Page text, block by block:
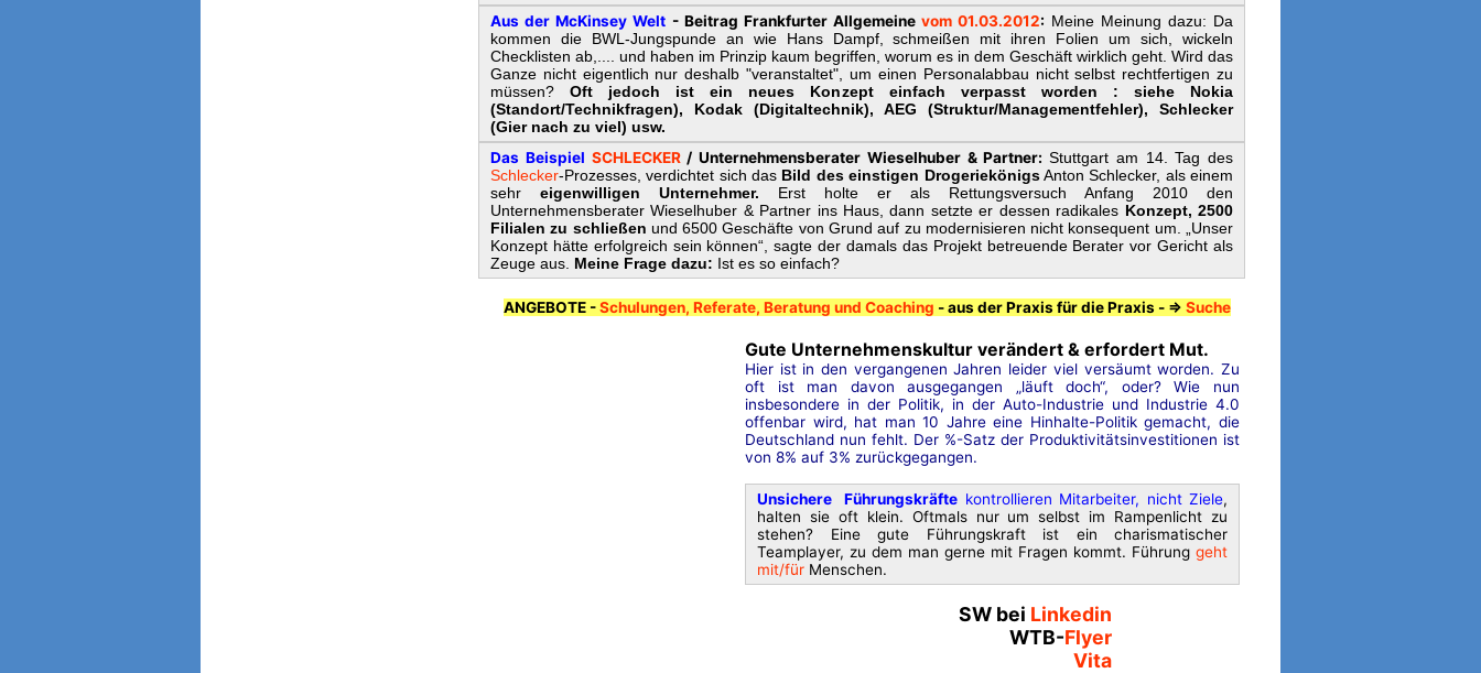
Aus der McKinsey Welt - Beitrag Frankfurter Allgemeinevom 01.03.2012: Meine Meinung dazu: Da
kommen die BWL-Jungspunde an wie Hans Dampf, schmeißen mit ihren Folien um sich, wickeln
Checklisten ab,.... und haben im Prinzip kaum begriffen, worum es in dem Geschäft wirklich geht. Wird das
Ganze nicht eigentlich nur deshalb "veranstaltet", um einen Personalabbau nicht selbst rechtfertigen zu
müssen? Oft jedoch ist ein neues Konzept einfach verpasst worden : siehe Nokia
(Standort/Technikfragen), Kodak (Digitaltechnik), AEG (Struktur/Managementfehler), Schlecker
(Gier nach zu viel) usw.
Das Beispiel SCHLECKER/ Unternehmensberater Wieselhuber & Partner: Stuttgart am 14. Tag des
Schlecker-Prozesses, verdichtet sich das Bild des einstigen DrogeriekönigsAnton Schlecker, als einem
sehr eigenwilligen Unternehmer. Erst holte er als Rettungsversuch Anfang 2010 den
Unternehmensberater Wieselhuber & Partner ins Haus, dann setzte er dessen radikales Konzept, 2500
Filialen zu schließen und 6500 Geschäfte von Grund auf zu modernisieren nicht konsequent um. „Unser
Konzept hätte erfolgreich sein können“, sagte der damals das Projekt betreuende Berater vor Gericht als
Zeuge aus.
Meine Frage dazu: Ist es so einfach?
ANGEBOTE -Schulungen, Referate, Beratung und Coaching - aus der Praxis für die Praxis - ⇒ Suche
Gute Unternehmenskultur verändert & erfordert Mut.
Hier ist in den vergangenen Jahren leider viel versäumt worden. Zu
oft ist man davon ausgegangen „läuft doch“, oder? Wie nun
insbesondere in der Politik, in der Auto-Industrie und Industrie 4.0
offenbar wird, hat man 10 Jahre eine Hinhalte-Politik gemacht, die
Deutschland nun fehlt. Der %-Satz der Produktivitätsinvestitionen ist
von 8% auf 3% zurückgegangen.
Unsichere Führungskräfte kontrollieren Mitarbeiter, nicht Ziele,
halten sie oft klein. Oftmals nur um selbst im Rampenlicht zu
stehen? Eine gute Führungskraft ist ein charismatischer
Teamplayer, zu dem man gerne mit Fragen kommt. Führung geht
mit/für Menschen.
SW bei Linkedin
WTB-Flyer
Vita